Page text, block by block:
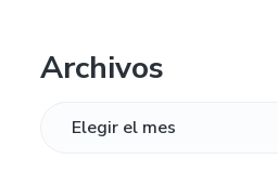
Archivos